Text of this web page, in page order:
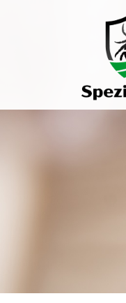
Navigation